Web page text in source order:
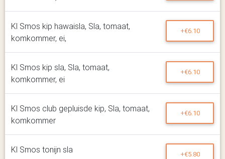
Kl Smos kip hawaisla, Sla, tomaat,
komkommer, ei,
+€6.10
Kl Smos kip sla, Sla, tomaat,
komkommer, ei
+€6.10
Kl Smos club gepluisde kip, Sla, tomaat,
komkommer
+€6.10
Kl Smos tonijn sla +€5.80